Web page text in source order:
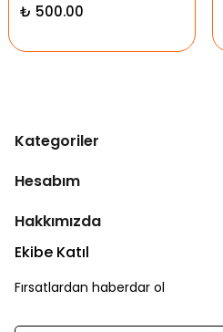
₺ 500.00
Kategoriler
Hesabım
Hakkımızda
Ekibe Katıl
Fırsatlardan haberdar ol